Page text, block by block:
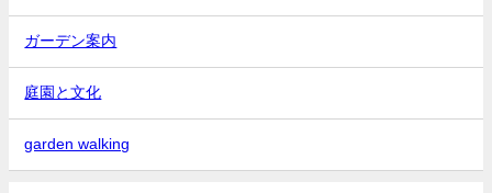
ガーデン案内
庭園と文化
garden walking